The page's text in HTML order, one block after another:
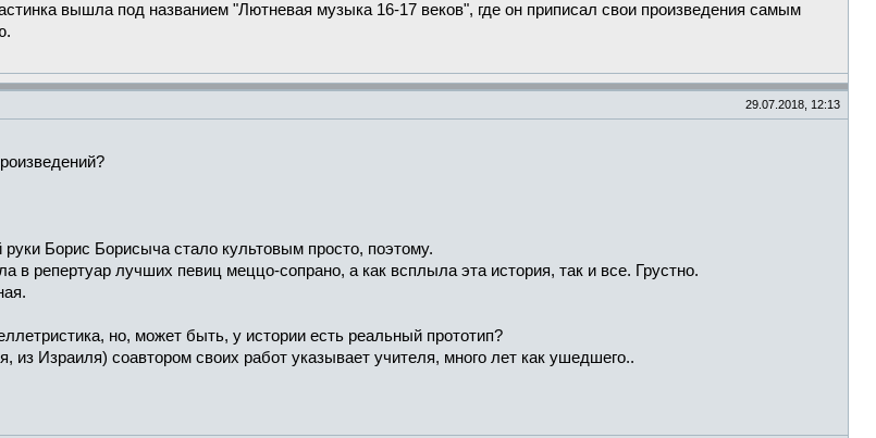
вышла под названием "Лютневая музыка 16-17 веков", где он приписал свои произведения самым
29.07.2018, 12:13
Борис Борисыча стало культовым просто, поэтому.
репертуар лучших певиц меццо-сопрано, а как всплыла эта история, так и все. Грустно.
но, может быть, у истории есть реальный прототип?
Израиля) соавтором своих работ указывает учителя, много лет как ушедшего..